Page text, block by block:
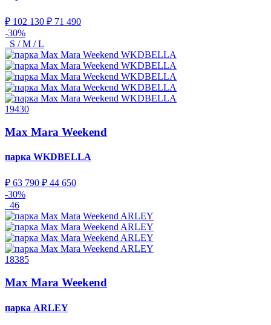
₽ 102 130 ₽ 71 490
-30%
S / M / L
19430
Max Mara Weekend
парка WKDBELLA
₽ 63 790 ₽ 44 650
-30%
46
18385
Max Mara Weekend
парка ARLEY